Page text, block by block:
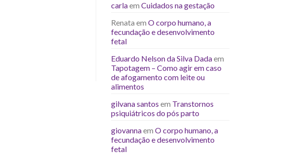
carlaem Cuidados na gestação
Renata em O corpo humano, a
fecundação e desenvolvimento
fetal
Eduardo Nelson da Silva Dadaem
Tapotagem – Como agir em caso
de afogamento com leite ou
alimentos
gilvana santos em Transtornos
psiquiátricos do pós parto
giovannaem O corpo humano, a
fecundação e desenvolvimento
fetal